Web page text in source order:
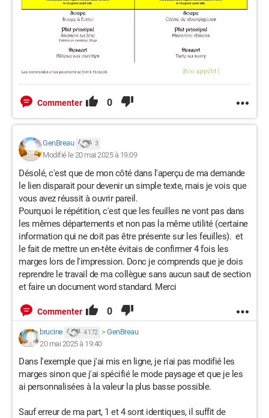
Commenter 0
GenBreau 3
Modifié le 20 mai 2025 à 19:09
Désolé, c'est que de mon côté dans l'aperçu de ma demande
le lien disparait pour devenir un simple texte, mais je vois que
vous avez réussit à ouvrir pareil.
Pourquoi le répétition, c'est que les feuilles ne vont pas dans
les mêmes départements et non pas la même utilité (certaine
information qui ne doit pas être présente sur les feuilles). et
le fait de mettre un en-tête évitais de confirmer 4 fois les
marges lors de l'impression. Donc je comprends que je dois
reprendre le travail de ma collègue sans aucun saut de section
et faire un document word standard. Merci
Commenter 0
brucine 4 172 > GenBreau
20 mai 2025 à 19:40
Dans l'exemple que j'ai mis en ligne, je n'ai pas modifié les
marges sinon que j'ai spécifié le mode paysage et que je les
ai personnalisées à la valeur la plus basse possible.
Sauf erreur de ma part, 1 et 4 sont identiques, il suffit de